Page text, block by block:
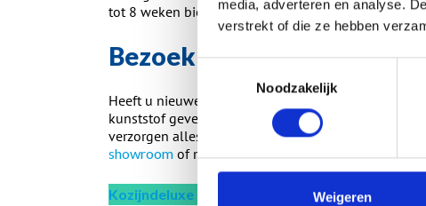
media, adverteren en analyse.
verstrekt of die ze hebben
Noodzakelijk
Weigeren
tot 8 weken bieden.
Bezoek de showroom in
Heeft u nieuwe kozijnen, overkapping,
kunststof gevelbekleding nodig? Zoek dan niet
verzorgen alles wat komt kijken bij het vervangen
showroom of neem contact met ons op.
Kozijndeluxe is Select Windows partner